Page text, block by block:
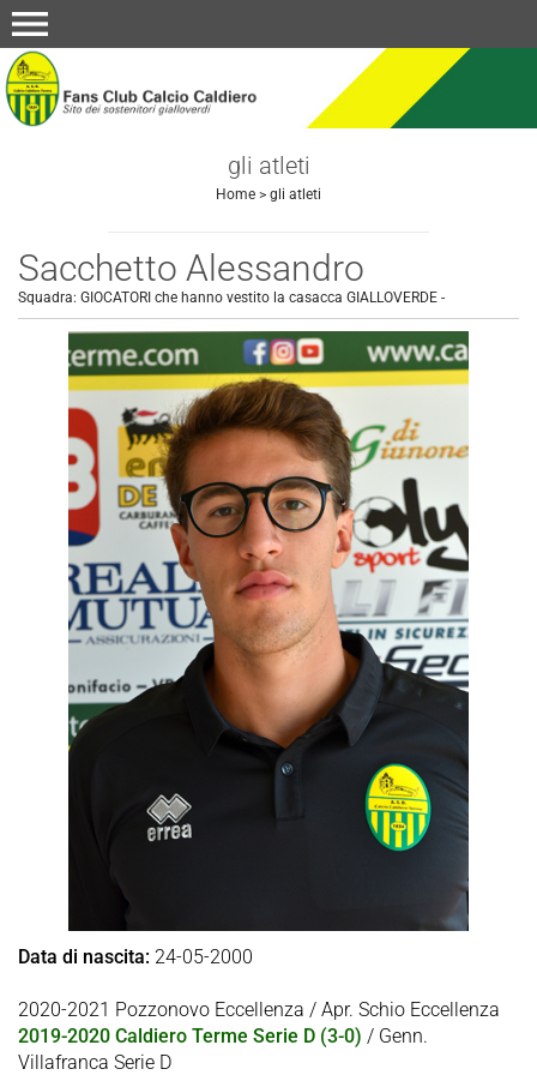
menu
gli atleti
Home > gli atleti
Sacchetto Alessandro
Squadra: GIOCATORI che hanno vestito la casacca GIALLOVERDE -
Data di nascita: 24-05-2000
2020-2021 Pozzonovo Eccellenza / Apr. Schio Eccellenza
2019-2020 Caldiero Terme Serie D (3-0) / Genn.
Villafranca Serie D